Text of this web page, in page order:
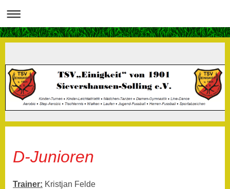
D-Junioren
Trainer: Kristjan Felde